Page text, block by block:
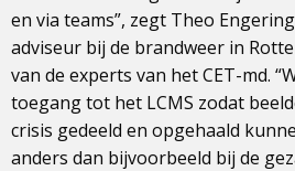
en via teams”, zegt Theo
adviseur bij de brandweer in
van de experts van het CET-md.
toegang tot het LCMS zodat
crisis gedeeld en opgehaald
anders dan bijvoorbeeld bij de